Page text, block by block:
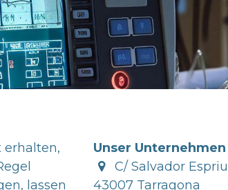
erhalten,
lassen
Unser Unternehmen
C/ Salvador
43007 Tarragona